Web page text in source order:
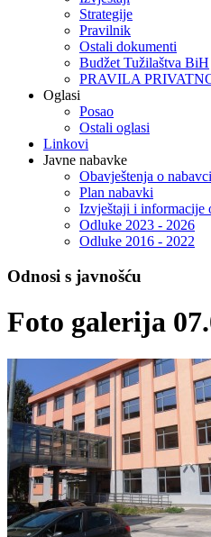
Strategije
Pravilnik
Ostali dokumenti
Budžet Tužilaštva BiH
PRAVILA
Oglasi
Posao
Ostali oglasi
Linkovi
Javne nabavke
Obavještenja o nabavci
Plan nabavki
Izvještaji i informacije
Odluke 2023 - 2026
Odluke 2016 - 2022
Odnosi s javnošću
Foto galerija